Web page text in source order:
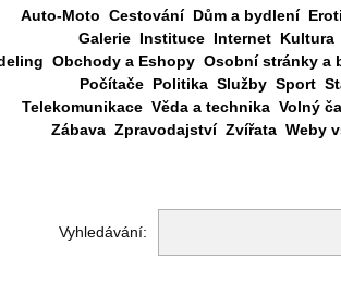
Auto-Moto Cestování Dům a bydlení
Galerie Instituce Internet Kultura
Obchody a Eshopy Osobní stránky a
Počítače Politika Služby Sport
Telekomunikace Věda a technika Volný
Zábava Zpravodajství Zvířata Weby
Vyhledávání: